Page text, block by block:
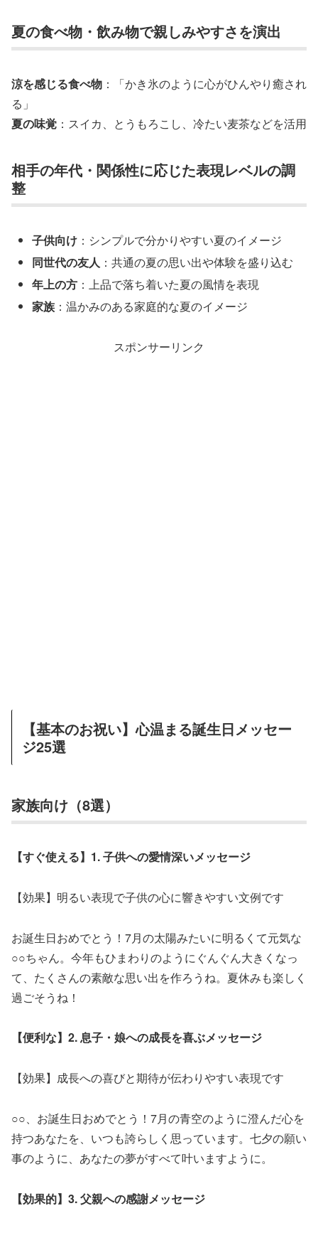
夏の食べ物・飲み物で親しみやすさを演出
涼を感じる食べ物 ：「かき氷のように心がひんやり癒され
る」
夏の味覚 ：スイカ、とうもろこし、冷たい麦茶などを活用
相手の年代・関係性に応じた表現レベルの調
整
子供向け ：シンプルで分かりやすい夏のイメージ
同世代の友人 ：共通の夏の思い出や体験を盛り込む
年上の方 ：上品で落ち着いた夏の風情を表現
家族 ：温かみのある家庭的な夏のイメージ
スポンサーリンク
【基本のお祝い】心温まる誕生日メッセー
ジ25選
家族向け（8選）
【すぐ使える】1. 子供への愛情深いメッセージ
【効果】明るい表現で子供の心に響きやすい文例です
お誕生日おめでとう！7月の太陽みたいに明るくて元気な
○○ちゃん。今年もひまわりのようにぐんぐん大きくなっ
て、たくさんの素敵な思い出を作ろうね。夏休みも楽しく
過ごそうね！
【便利な】2. 息子・娘への成長を喜ぶメッセージ
【効果】成長への喜びと期待が伝わりやすい表現です
○○、お誕生日おめでとう！7月の青空のように澄んだ心を
持つあなたを、いつも誇らしく思っています。七夕の願い
事のように、あなたの夢がすべて叶いますように。
【効果的】3. 父親への感謝メッセージ